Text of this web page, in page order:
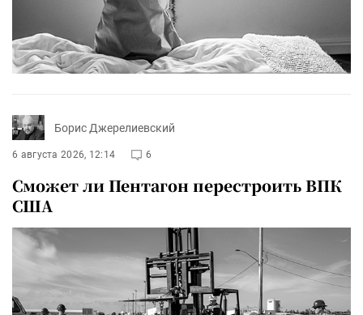
Борис Джерелиевский
6 августа 2026, 12:14 6
Сможет ли Пентагон перестроить ВПК
США